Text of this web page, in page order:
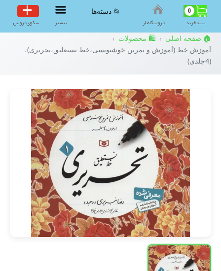
0
سبد‌خرید فروشگاه‌ناز
📂 دسته‌ها
بیشتر سکوی‌فروش
🏠 صفحه اصلی › 🛍️ محصولات ›
آموزش خط (آموزش و تمرین خوشنویسی،خط نستعلیق،تحریری)،
(4جلدی)